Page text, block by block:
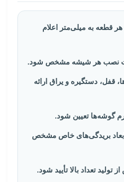
قطعه به میلی‌متر اعلام
نصب هر شیشه مشخص شود.
قفل، دستگیره و یراق ارائه
گوشه‌ها تعیین شود.
بریدگی‌های خاص مشخص
تولید تعداد بالا تأیید شود.